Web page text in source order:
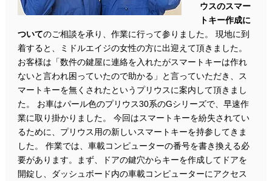
ウスのスマー
トキー作成に
ついてのご相談を承り、作業に行って参りました。 現地に到
着すると、ミドルエイジの女性の方に出迎えて頂きました。
お客様は「数件の鍵屋に連絡を入れたがスマートキーは作れ
ないと言われ困っていたので助かる」と言っていただき、ス
マートキーを無くされたというプリウスに案内して頂きまし
た。 お車はパール色のプリウス30系のGシリーズで、早速作
業に取り掛かりました。 今回はスマートキーを紛失されてい
るために、プリウス用の新しいスマートキーを持参してきま
した。 作業では、車載コンピューターの番号を書き換える必
要があります。まず、ドアの鍵穴からキーを作成してドアを
開錠し、ダッシュボード内の車載コンピューターにアクセス